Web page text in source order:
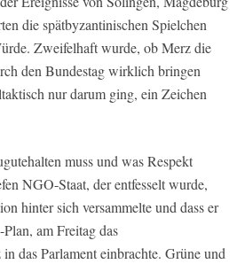
die spätbyzantinischen Spielchen
Zweifelhaft wurde, ob Merz die
den Bundestag wirklich bringen
nur darum ging, ein Zeichen
muss und was Respekt
NGO-Staat, der entfesselt wurde,
hinter sich versammelte und dass er
am Freitag das
das Parlament einbrachte. Grüne und